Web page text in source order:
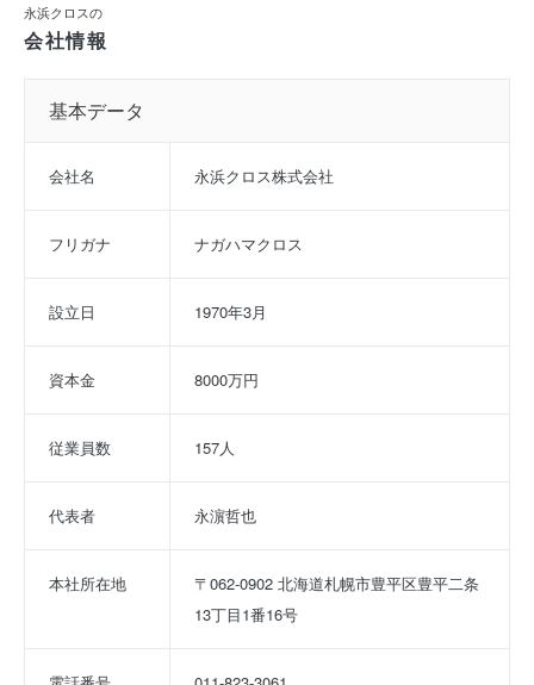
永浜クロスの
会社情報
基本データ
会社名 永浜クロス株式会社
フリガナ ナガハマクロス
設立日 1970年3月
資本金 8000万円
従業員数 157人
代表者 永濵哲也
本社所在地
〒062-0902 北海道札幌市豊平区豊平二条
13丁目1番16号